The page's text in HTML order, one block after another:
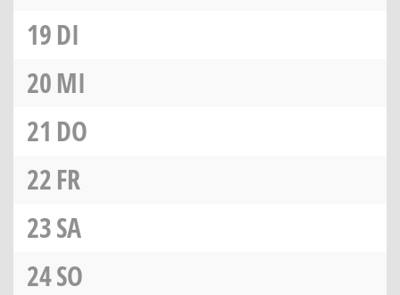
19DI
20MI
21 DO
22FR
23SA
24SO